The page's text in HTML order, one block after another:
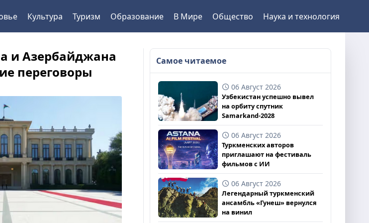
Культура Туризм Образование В Мире Общество Наука и технология
и Азербайджана
переговоры
Самое читаемое
06 Август 2026
Узбекистан успешно вывел
на орбиту спутник
Samarkand-2028
06 Август 2026
Туркменских авторов
приглашают на фестиваль
фильмов с ИИ
06 Август 2026
Легендарный туркменский
ансамбль «Гунеш» вернулся
на винил